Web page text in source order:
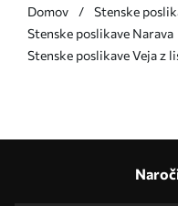
Domov
Stenske
Stenske poslikave Narava
Stenske poslikave Veja z